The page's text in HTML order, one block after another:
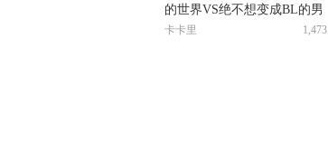
的世界VS绝不想变成BL的男
人【第1季~第2季~第3季】1,473
卡卡里